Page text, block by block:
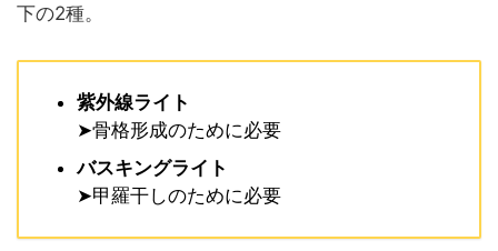
下の2種。
紫外線ライト
➤骨格形成のために必要
バスキングライト
➤甲羅干しのために必要